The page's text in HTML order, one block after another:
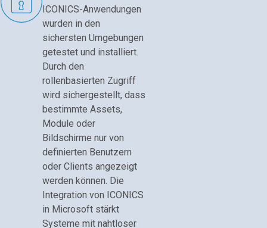
ICONICS-Anwendungen
wurden in den
sichersten Umgebungen
getestet und installiert.
Durch den
rollenbasierten Zugriff
wird sichergestellt, dass
bestimmte Assets,
Module oder
Bildschirme nur von
definierten Benutzern
oder Clients angezeigt
werden können. Die
Integration von ICONICS
in Microsoft stärkt
Systeme mit nahtloser